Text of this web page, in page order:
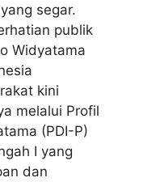
segar.
publik
Widyatama
kini
melalui Profil
(PDI-P)
I yang
dan